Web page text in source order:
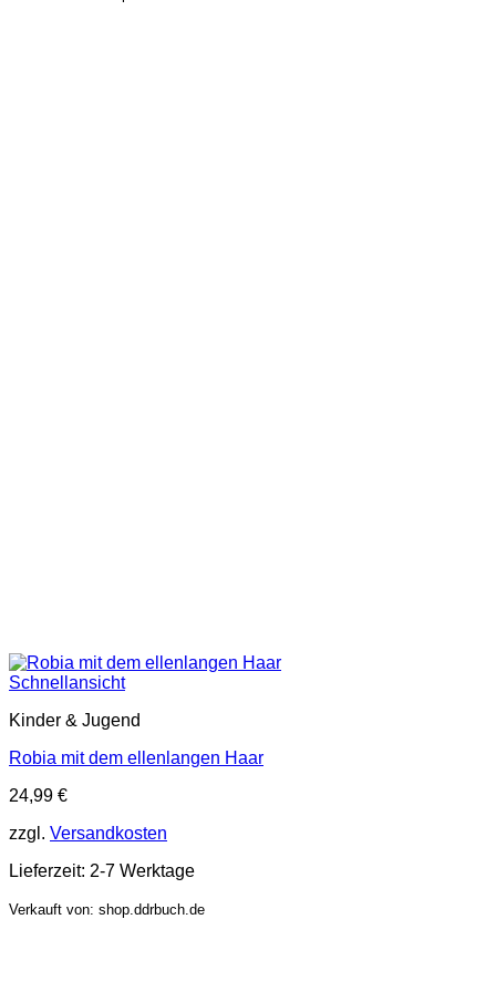
Schnellansicht
Kinder & Jugend
Robia mit dem ellenlangen Haar
24,99 €
zzgl. Versandkosten
Lieferzeit: 2-7 Werktage
Verkauft von: shop.ddrbuch.de